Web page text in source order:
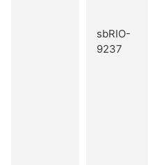
sbRIO-
9237